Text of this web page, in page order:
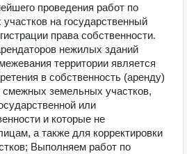
проведения работ по
на государственный
права собственности.
нежилых зданий
территории является
в собственность (аренду)
смежных земельных участков,
или
и которые не
а также для корректировки
Выполняем работ по